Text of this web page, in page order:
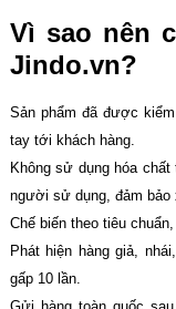
Vì sao nên
Jindo.vn?
Sản phẩm đã được
tay tới khách hàng.
Không sử dụng hóa
người sử dụng, đảm bảo
Chế biến theo tiêu
Phát hiện hàng giả,
gấp 10 lần.